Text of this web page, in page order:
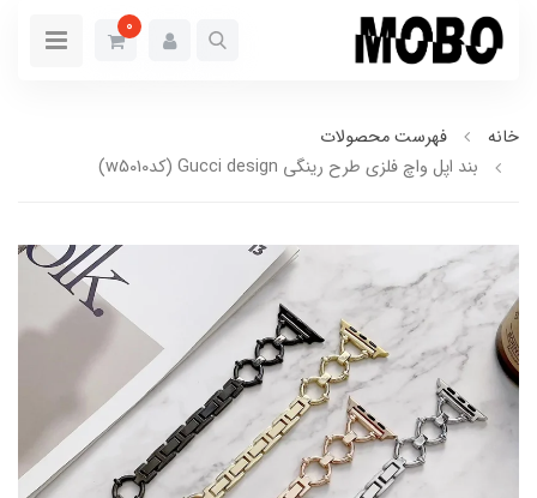
0
خانه
فهرست محصولات
بند اپل واچ فلزی طرح رینگی Gucci design (کدw5010)